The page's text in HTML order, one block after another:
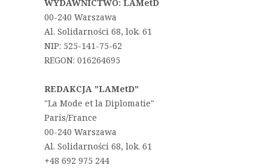
WYDAWNICTWO: LAMetD
00-240 Warszawa
Al. Solidarności 68, lok. 61
NIP: 525-141-75-62
REGON: 016264695
REDAKCJA "LAMetD"
"La Mode et la Diplomatie"
Paris/France
00-240 Warszawa
Al. Solidarności 68, lok. 61
+48 692 975 244